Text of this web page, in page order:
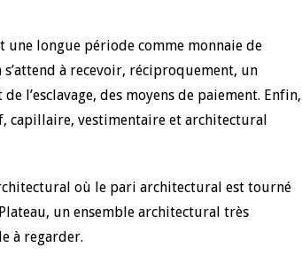
une longue période comme monnaie de
à recevoir, réciproquement, un
l’esclavage, des moyens de paiement. Enfin,
capillaire, vestimentaire et architectural
où le pari architectural est tourné
un ensemble architectural très
à regarder.